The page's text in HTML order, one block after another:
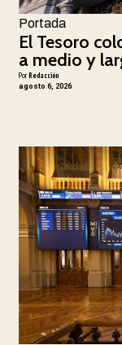
Portada
El Tesoro
a medio y
Por Redacción
agosto 6, 2026